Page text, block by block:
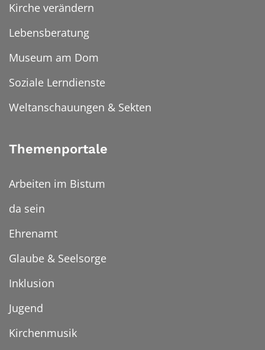
Kirche verändern
Lebensberatung
Museum am Dom
Soziale Lerndienste
Weltanschauungen & Sekten
Themenportale
Arbeiten im Bistum
da sein
Ehrenamt
Glaube & Seelsorge
Inklusion
Jugend
Kirchenmusik